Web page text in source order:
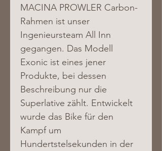
MACINA PROWLER Carbon-
Rahmen ist unser
Ingenieursteam All Inn
gegangen. Das Modell
Exonic ist eines jener
Produkte, bei dessen
Beschreibung nur die
Superlative zählt. Entwickelt
wurde das Bike für den
Kampf um
Hundertstelsekunden in der